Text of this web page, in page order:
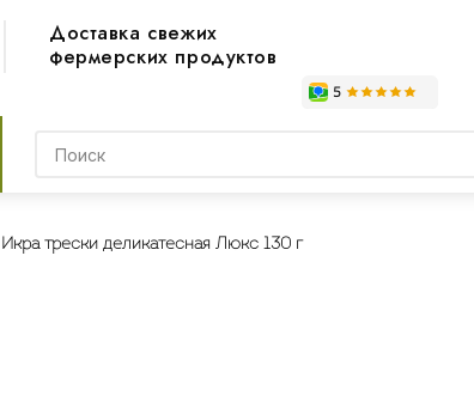
Доставка свежих
фермерских продуктов
Икра трески деликатесная Люкс 130 г